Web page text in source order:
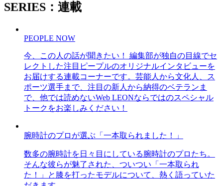
SERIES：連載
PEOPLE NOW
今、この人の話が聞きたい！ 編集部が独自の目線でセ
レクトした注目ピープルのオリジナルインタビューを
お届けする連載コーナーです。芸能人から文化人、ス
ポーツ選手まで、注目の新人から納得のベテランま
で、他では読めないWeb LEONならではのスペシャル
トークをお楽しみください！
腕時計のプロが選ぶ「一本取られました！」
数多の腕時計を日々目にしている腕時計のプロたち。
そんな彼らが魅了された、ついつい「一本取られ
た！」と膝を打ったモデルについて、熱く語っていた